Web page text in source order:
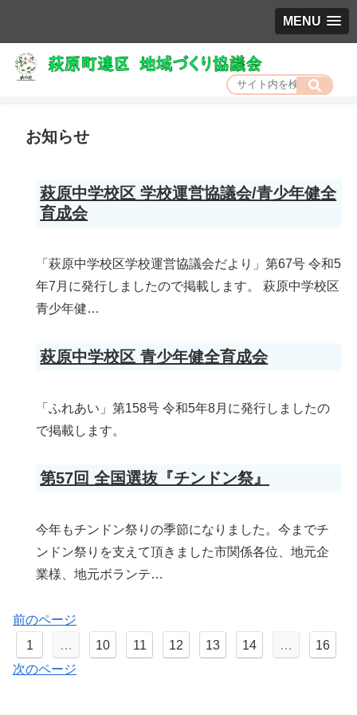
MENU
お知らせ
萩原中学校区 学校運営協議会/青少年健全
育成会
「萩原中学校区学校運営協議会だより」第67号 令和5
年7月に発行しましたので掲載します。 萩原中学校区
青少年健…
萩原中学校区 青少年健全育成会
「ふれあい」第158号 令和5年8月に発行しましたの
で掲載します。
第57回 全国選抜『チンドン祭』
今年もチンドン祭りの季節になりました。今までチ
ンドン祭りを支えて頂きました市関係各位、地元企
業様、地元ボランテ…
前のページ
1
… 10 11 12 13 14 …
16
次のページ